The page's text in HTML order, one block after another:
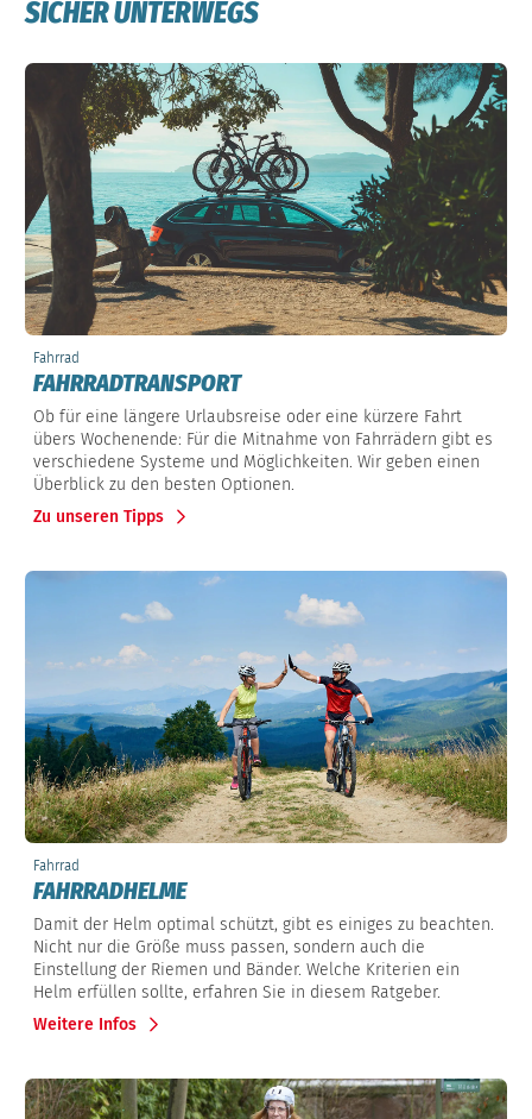
SICHER UNTERWEGS
Fahrrad
FAHRRADTRANSPORT
Ob für eine längere Urlaubsreise oder eine kürzere Fahrt
übers Wochenende: Für die Mitnahme von Fahrrädern gibt es
verschiedene Systeme und Möglichkeiten. Wir geben einen
Überblick zu den besten Optionen.
Zu unseren Tipps
Fahrrad
FAHRRADHELME
Damit der Helm optimal schützt, gibt es einiges zu beachten.
Nicht nur die Größe muss passen, sondern auch die
Einstellung der Riemen und Bänder. Welche Kriterien ein
Helm erfüllen sollte, erfahren Sie in diesem Ratgeber.
Weitere Infos